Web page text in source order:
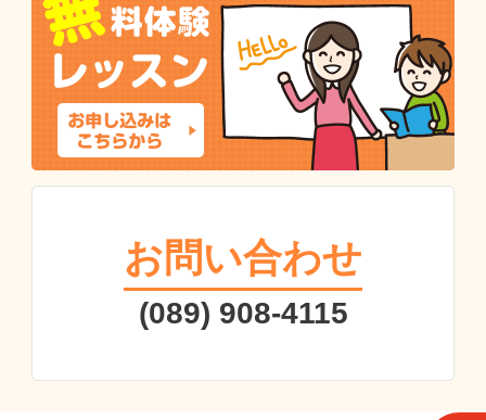
お問い合わせ
(089) 908-4115